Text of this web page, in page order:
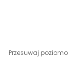
Przesuwaj poziomo